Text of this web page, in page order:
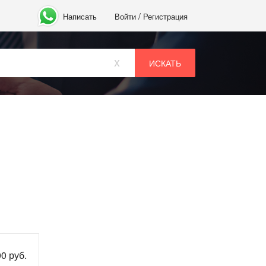
Написать Войти / Регистрация
x
руб.